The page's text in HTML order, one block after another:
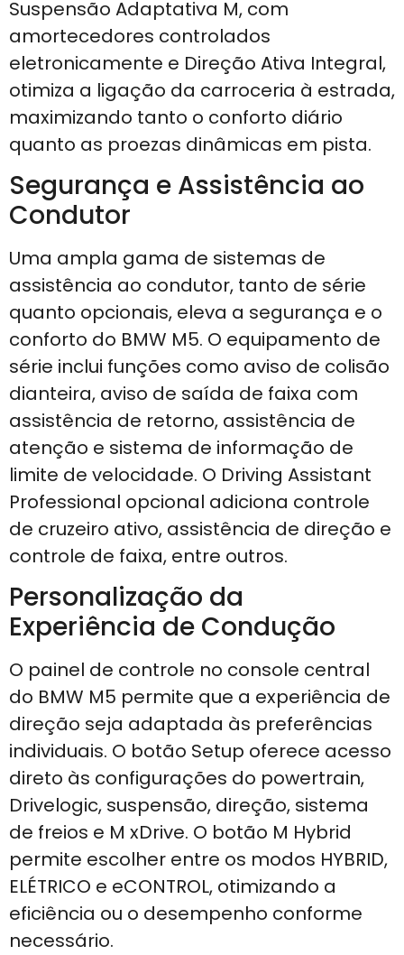
Suspensão Adaptativa M, com
amortecedores controlados
eletronicamente e Direção Ativa Integral,
otimiza a ligação da carroceria à estrada,
maximizando tanto o conforto diário
quanto as proezas dinâmicas em pista.
Segurança e Assistência ao
Condutor
Uma ampla gama de sistemas de
assistência ao condutor, tanto de série
quanto opcionais, eleva a segurança e o
conforto do BMW M5. O equipamento de
série inclui funções como aviso de colisão
dianteira, aviso de saída de faixa com
assistência de retorno, assistência de
atenção e sistema de informação de
limite de velocidade. O Driving Assistant
Professional opcional adiciona controle
de cruzeiro ativo, assistência de direção e
controle de faixa, entre outros.
Personalização da
Experiência de Condução
O painel de controle no console central
do BMW M5 permite que a experiência de
direção seja adaptada às preferências
individuais. O botão Setup oferece acesso
direto às configurações do powertrain,
Drivelogic, suspensão, direção, sistema
de freios e M xDrive. O botão M Hybrid
permite escolher entre os modos HYBRID,
ELÉTRICO e eCONTROL, otimizando a
eficiência ou o desempenho conforme
necessário.